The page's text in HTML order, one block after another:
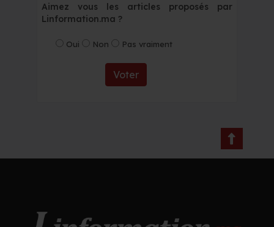
Aimez vous les articles proposés par
Linformation.ma ?
Oui Non Pas vraiment
Voter